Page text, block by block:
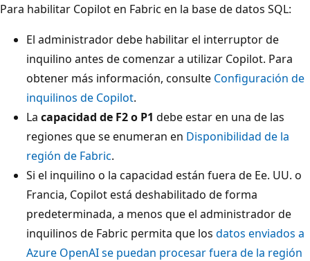
Para habilitar Copilot en Fabric en la base de datos SQL:
El administrador debe habilitar el interruptor de
inquilino antes de comenzar a utilizar Copilot. Para
obtener más información, consulte Configuración de
inquilinos de Copilot.
La capacidad de F2 o P1 debe estar en una de las
regiones que se enumeran en Disponibilidad de la
región de Fabric.
Si el inquilino o la capacidad están fuera de Ee. UU. o
Francia, Copilot está deshabilitado de forma
predeterminada, a menos que el administrador de
inquilinos de Fabric permita que los datos enviados a
Azure OpenAI se puedan procesar fuera de la región